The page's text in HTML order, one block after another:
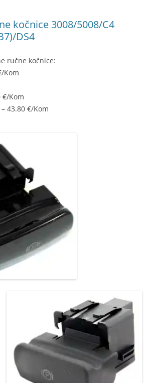
kočnice 3008/5008/C4
DS4
ručne kočnice:
Kom
€/Kom
43.80 €/Kom